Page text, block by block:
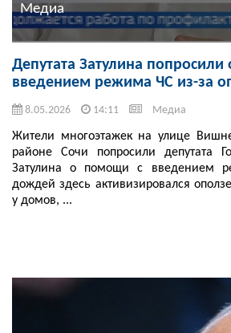
Медиа
Депутата Затулина
введением режима ЧС из-за
8.05.2026 14:11 Медиа
Жители многоэтажек на улице
районе Сочи попросили депутата
Затулина о помощи с введением
дождей здесь активизировался
у домов, ...